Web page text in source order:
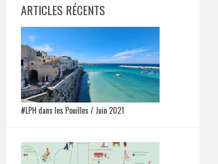
ARTICLES RÉCENTS
#LPH dans les Pouilles / Juin 2021